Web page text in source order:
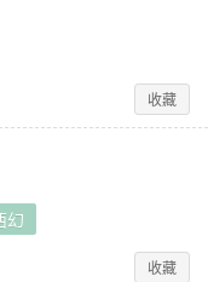
收藏
幻
收藏